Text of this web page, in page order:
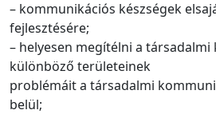
– kommunikációs készségek
fejlesztésére;
– helyesen megítélni a
különböző területeinek
problémáit a társadalmi
belül;